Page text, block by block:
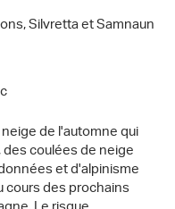
Silvretta et Samnaun
de l'automne qui
coulées de neige
et d'alpinisme
des prochains